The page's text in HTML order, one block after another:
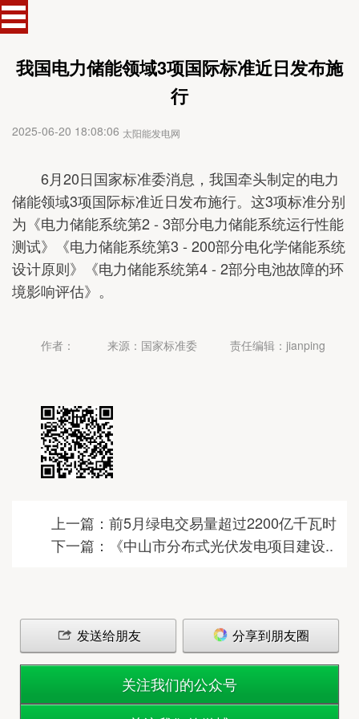
我国电力储能领域3项国际标准近日发布施
行
2025-06-20 18:08:06 太阳能发电网
6月20日国家标准委消息，我国牵头制定的电力
储能领域3项国际标准近日发布施行。这3项标准分别
为《电力储能系统第2 - 3部分电力储能系统运行性能
测试》《电力储能系统第3 - 200部分电化学储能系统
设计原则》《电力储能系统第4 - 2部分电池故障的环
境影响评估》。
作者： 来源：国家标准委 责任编辑：jianping
上一篇：前5月绿电交易量超过2200亿千瓦时
下一篇：《中山市分布式光伏发电项目建设..
发送给朋友 分享到朋友圈
关注我们的公众号